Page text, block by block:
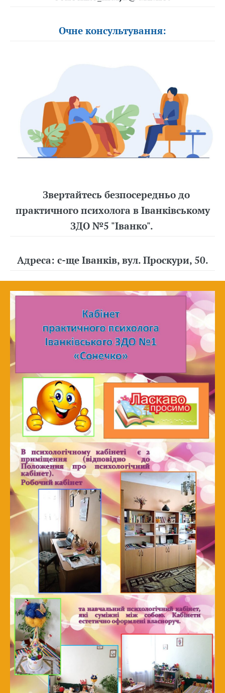
Очне консультування:
Звертайтесь безпосередньо до
практичного психолога в Іванківському
ЗДО №5 "Іванко".
Адреса: с-ще Іванків, вул. Проскури, 50.